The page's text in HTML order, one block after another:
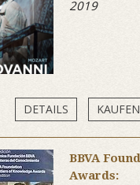
2019
DETAILS KAUFEN
BBVA
Awards: